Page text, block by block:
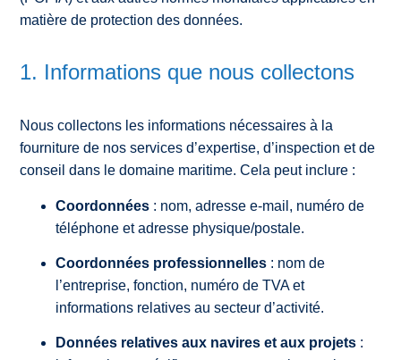
matière de protection des données.
1. Informations que nous collectons
Nous collectons les informations nécessaires à la
fourniture de nos services d’expertise, d’inspection et de
conseil dans le domaine maritime. Cela peut inclure :
Coordonnées : nom, adresse e-mail, numéro de
téléphone et adresse physique/postale.
Coordonnées professionnelles : nom de
l’entreprise, fonction, numéro de TVA et
informations relatives au secteur d’activité.
Données relatives aux navires et aux projets :